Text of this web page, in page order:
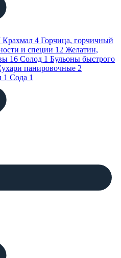
Крахмал 4 Горчица, горчичный
и специи 12 Желатин,
16 Солод 1 Бульоны быстрого
панировочные 2
1 Сода 1